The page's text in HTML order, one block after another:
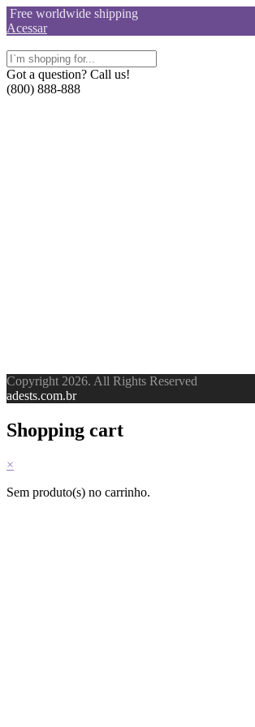
Skip
to
Free worldwide shipping
Acessar
Got a question? Call us!
(800) 888-888
Copyright 2026. All Rights Reserved
adests.com.br
Shopping cart
×
Sem produto(s) no carrinho.